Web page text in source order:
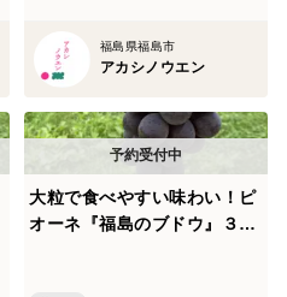
福島県福島市
アカシノウエン
大粒で食べやすい味わい！ピ
オーネ『福島のブドウ』３kg